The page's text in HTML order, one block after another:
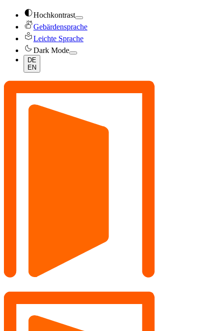
contrastHochkontrast
sign_languageGebärdensprache
local_libraryLeichte Sprache
dark_modeDark Mode
DE
EN